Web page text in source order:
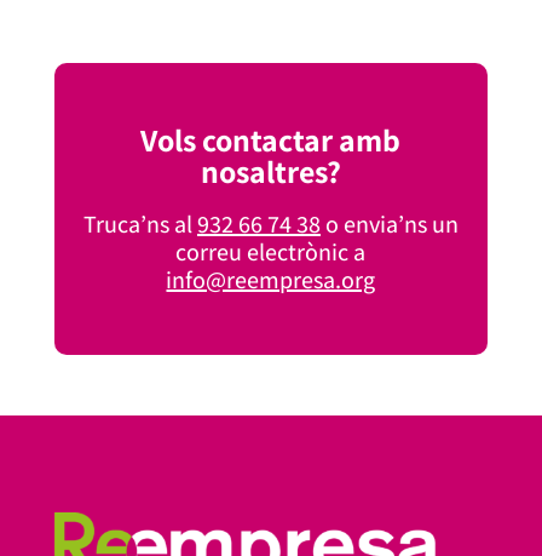
Vols contactar amb
nosaltres?
Truca’ns al932 66 74 38o envia’ns un
correu electrònic a
info@reempresa.org